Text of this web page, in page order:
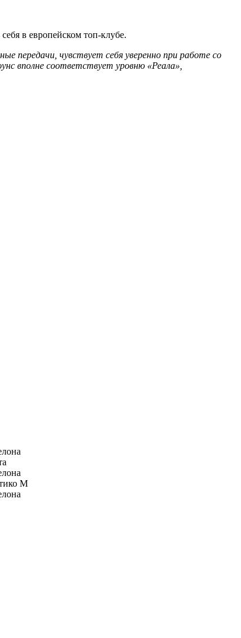
в европейском топ-клубе.
чувствует себя уверенно при работе со
вполне соответствует уровню «Реала»,
М